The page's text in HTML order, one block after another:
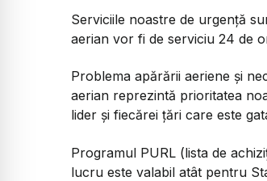
Serviciile noastre de urgență
aerian vor fi de serviciu 24 de
Problema apărării aeriene și
aerian reprezintă prioritatea
lider și fiecărei țări care este
Programul PURL (lista de
lucru este valabil atât pentru